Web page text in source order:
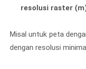
resolusi raster
Misal untuk peta
dengan resolusi